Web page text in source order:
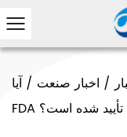
/ اخبار صنعت /آیا Polyacrylamide
FDA تأیید شده است؟